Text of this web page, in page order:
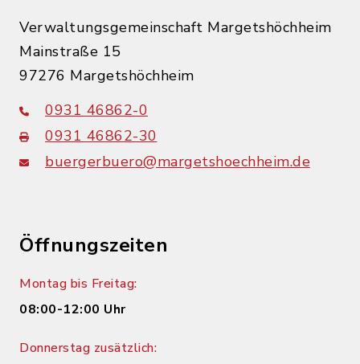
Verwaltungsgemeinschaft Margetshöchheim
Mainstraße 15
97276 Margetshöchheim
0931 46862-0
0931 46862-30
buergerbuero@margetshoechheim.de
Öffnungszeiten
Montag bis Freitag:
08:00-12:00 Uhr
Donnerstag zusätzlich: